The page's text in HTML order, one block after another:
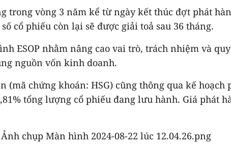
trong vòng 3 năm kể từ ngày kết thúc đợt phát
cổ phiếu còn lại sẽ được giải toả sau 36 tháng.
ESOP nhằm nâng cao vai trò, trách nhiệm và
nguồn vốn kinh doanh.
(mã chứng khoán: HSG) cũng thông qua kế
tổng lượng cổ phiếu đang lưu hành. Giá phát